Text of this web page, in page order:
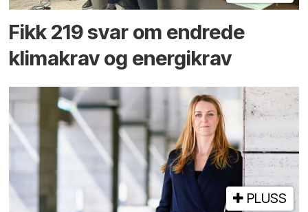
Fikk 219 svar om endrede
klimakrav og energikrav
PLUSS